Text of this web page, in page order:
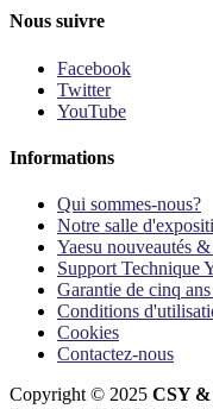
Nous suivre
Facebook
Twitter
YouTube
Informations
Qui sommes-nous?
Notre salle
Yaesu nouveautés
Support Technique
Garantie de cinq
Conditions
Cookies
Contactez-nous
Copyright © 2025 CSY &